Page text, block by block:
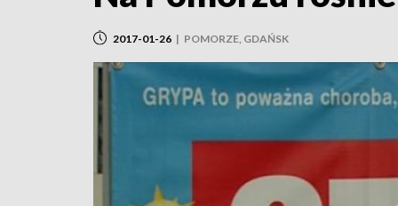
2017-01-26 | POMORZE, GDAŃSK